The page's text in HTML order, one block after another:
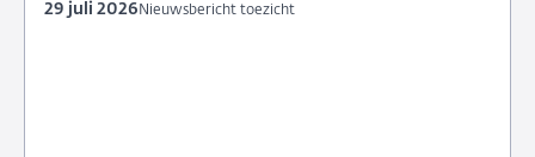
Nieuwsbericht toezicht
29 juli 2026